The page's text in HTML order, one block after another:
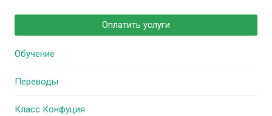
Оплатить услуги
Обучение
Переводы
Класс Конфуция